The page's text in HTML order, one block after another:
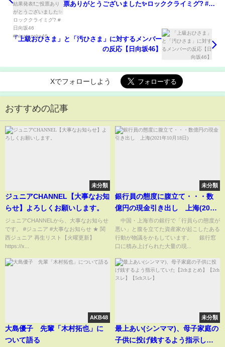
票ありがとうございました✨ロッククライミグ? #日
「上級おひさま」と「汚ひさま」に対するメンバー
の反応【日向坂46】
Xでフォローしよう
おすすめの記事
未分類
ジュニアCHANNEL【大事なお知
らせ】よろしくお願いします。
ジュニアCHANNELから、大事なお知らせ
です。 #ジュニア #大事なお知らせ ★ 関
西ジュニア 再生リスト【火曜更新】
https://x...
未分類
銀行員の態度に腹立て・・・数
億円の現金引き出し 上海(2021
年10月18日)
中国・上海市の銀行で「行員らの態度が
悪い」と腹を立てた資産家が起こしたある
行動が物議をかもしています。 銀行窓
口に積み上げられた大量の現...
AKB48
大島優子 先輩「木村拓也」に
ついて語る
未分類
最上あい(シンママ)、母子家庭の
子供に投げ銭するよう指示して